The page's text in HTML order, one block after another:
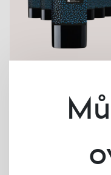
125 Malvasia Nera